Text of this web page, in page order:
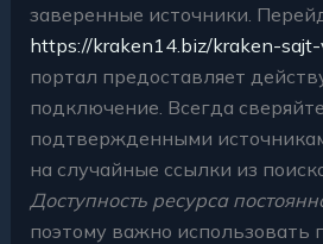
заверенные источники.
https://kraken14.biz/kraken-
портал предоставляет
подключение. Всегда
подтвержденными
на случайные ссылки из
Доступность ресурса
поэтому важно использовать